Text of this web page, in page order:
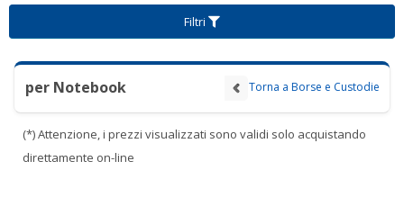
Filtri
per Notebook Torna a Borse e Custodie
(*) Attenzione, i prezzi visualizzati sono validi solo acquistando
direttamente on-line